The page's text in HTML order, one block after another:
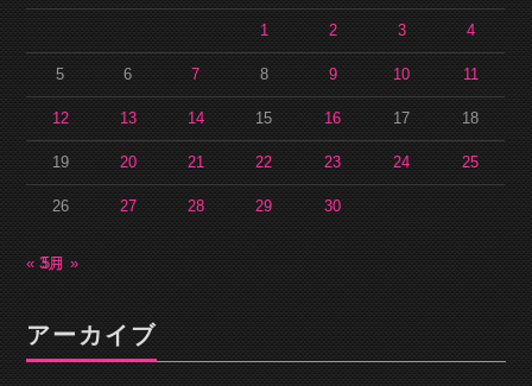
1 2 3 4
5 6 7 8 9 10 11
12 13 14 15 16 17 18
19 20 21 22 23 24 25
26 27 28 29 30
« 3月5月 »
アーカイブ